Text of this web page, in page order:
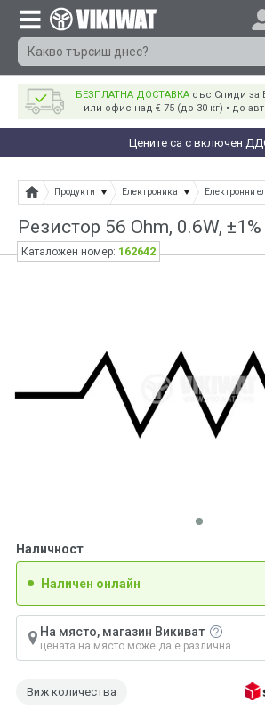
БЕЗПЛАТНА ДОСТАВКА със Спиди за
или офис над € 75 (до 30 кг) • до
Цените са с включен
Продукти Електроника Електронни
Резистор 56 Ohm, 0.6W, ±1%
Наличност
Наличен онлайн
На място, магазин Викиват
цената на място може да е различна
Виж количества
Каталожен номер: 162642